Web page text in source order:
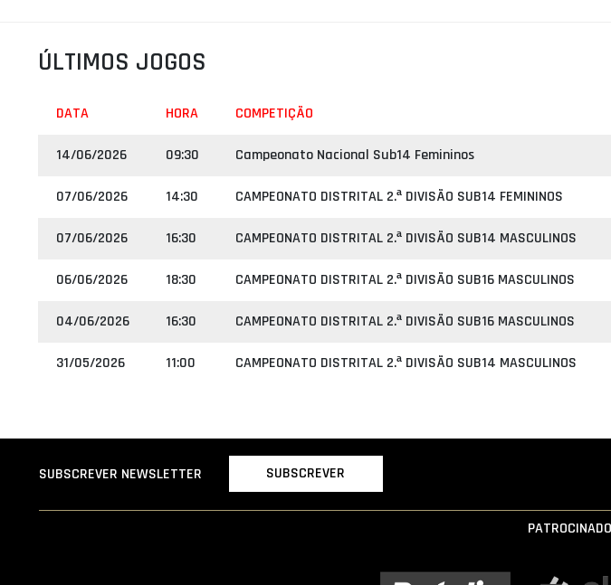
ÚLTIMOS JOGOS
DATA HORA COMPETIÇÃO
14/06/2026 09:30 Campeonato Nacional Sub14 Femininos
07/06/2026 14:30 CAMPEONATO DISTRITAL 2.ª DIVISÃO SUB14 FEMININOS
07/06/2026 16:30 CAMPEONATO DISTRITAL 2.ª DIVISÃO SUB14 MASCULINOS
06/06/2026 18:30 CAMPEONATO DISTRITAL 2.ª DIVISÃO SUB16 MASCULINOS
04/06/2026 16:30 CAMPEONATO DISTRITAL 2.ª DIVISÃO SUB16 MASCULINOS
31/05/2026 11:00 CAMPEONATO DISTRITAL 2.ª DIVISÃO SUB14 MASCULINOS
SUBSCREVER NEWSLETTER SUBSCREVER